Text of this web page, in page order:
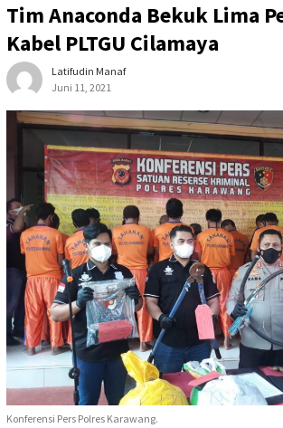
Tim Anaconda Bekuk Lima
Kabel PLTGU Cilamaya
Latifudin Manaf
Juni 11, 2021
Konferensi Pers Polres Karawang.